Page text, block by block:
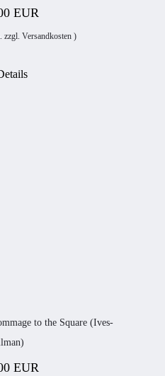
EUR
zzgl. Versandkosten)
to the Square (Ives-
EUR